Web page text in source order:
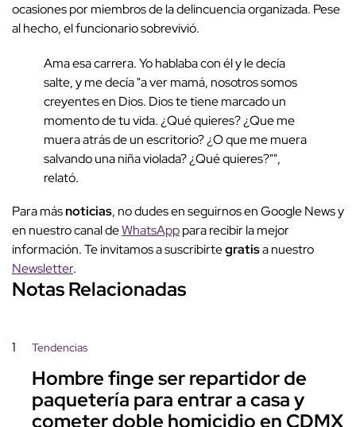
ocasiones por miembros de la delincuencia organizada. Pese
al hecho, el funcionario sobrevivió.
Ama esa carrera. Yo hablaba con él y le decía
salte, y me decía "a ver mamá, nosotros somos
creyentes en Dios. Dios te tiene marcado un
momento de tu vida. ¿Qué quieres? ¿Que me
muera atrás de un escritorio? ¿O que me muera
salvando una niña violada? ¿Qué quieres?"",
relató.
Para másnoticias, no dudes en seguirnos en Google News y
en nuestro canal deWhatsApppara recibir la mejor
información. Te invitamos a suscribirtegratisa nuestro
Newsletter.
Notas Relacionadas
1 Tendencias
Hombre finge ser repartidor de
paquetería para entrar a casa y
cometer doble homicidio en CDMX